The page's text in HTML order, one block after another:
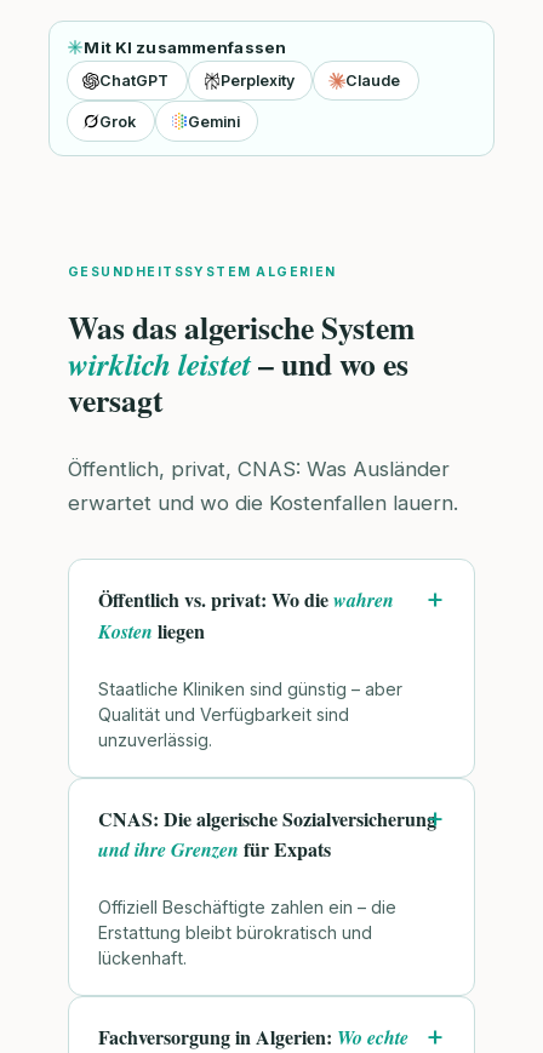
Mit KI zusammenfassen
ChatGPT Perplexity Claude
Grok Gemini
GESUNDHEITSSYSTEM ALGERIEN
Was das algerische System
wirklich leistet– und wo es
versagt
Öffentlich, privat, CNAS: Was Ausländer
erwartet und wo die Kostenfallen lauern.
Öffentlich vs. privat: Wo diewahren
Kosten liegen
Staatliche Kliniken sind günstig – aber
Qualität und Verfügbarkeit sind
unzuverlässig.
CNAS: Die algerische Sozialversicherung
und ihre Grenzen für Expats
Offiziell Beschäftigte zahlen ein – die
Erstattung bleibt bürokratisch und
lückenhaft.
Fachversorgung in Algerien: Wo echte